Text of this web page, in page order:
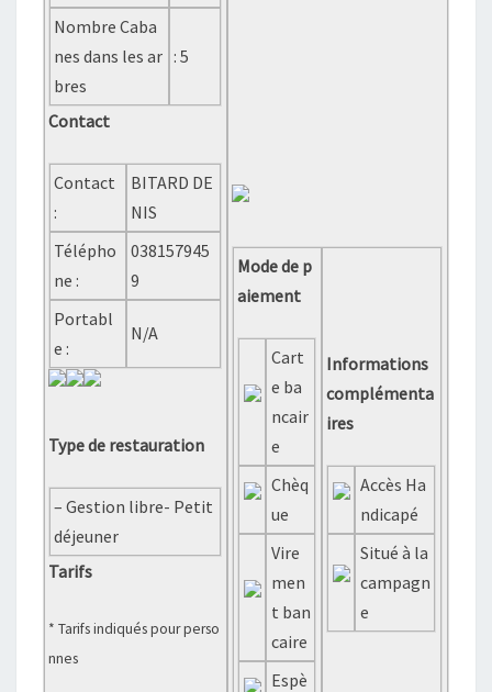
Nombre Caba
nes dans les ar
bres
: 5
Contact
Contact
:
BITARD DE
NIS
Télépho
ne :
038157945
9
Portabl
e :
N/A
Type de restauration
– Gestion libre- Petit
déjeuner
Tarifs
* Tarifs indiqués pour perso
nnes
Mode de p
aiement
Cart
e ba
ncair
e
Chèq
ue
Vire
men
t ban
caire
Espè
Informations
complémenta
ires
Accès Ha
ndicapé
Situé à la
campagn
e